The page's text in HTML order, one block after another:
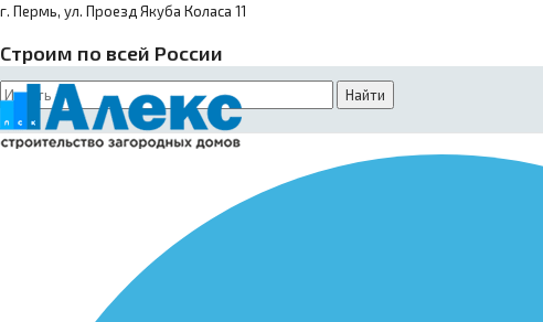
г. Пермь, ул. Проезд Якуба Коласа 11
Строим по всей России